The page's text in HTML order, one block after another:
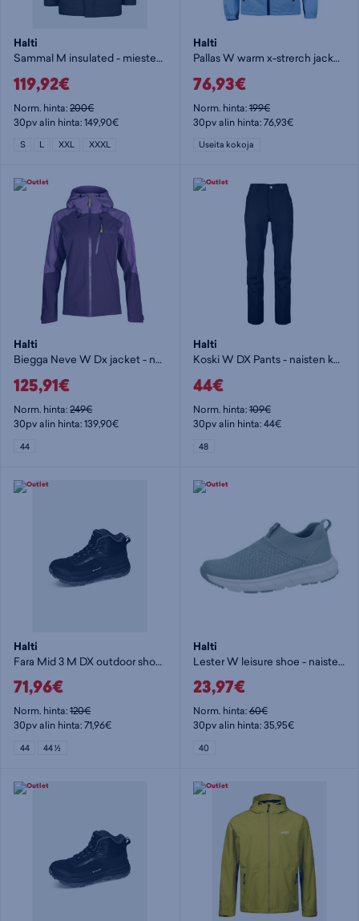
Halti
Sammal M insulated - miesten parkatakki
119,92€
Norm. hinta:200€
30pv alin hinta: 149,90€
S L XXL XXXL
Halti
Pallas W warm x-strerch jacket - naisten stretch-takki
76,93€
Norm. hinta:199€
30pv alin hinta: 76,93€
Useita kokoja
Halti
Biegga Neve W Dx jacket - naisten kuoritakki
125,91€
Norm. hinta:249€
30pv alin hinta: 139,90€
44
Halti
Koski W DX Pants - naisten kuorihousut
44€
Norm. hinta:109€
30pv alin hinta: 44€
48
Halti
Fara Mid 3 M DX outdoor shoe - miesten kävelykengät
71,96€
Norm. hinta:120€
30pv alin hinta: 71,96€
44 44 ½
Halti
Lester W leisure shoe - naisten matalavartiset tennarit
23,97€
Norm. hinta:60€
30pv alin hinta: 35,95€
40